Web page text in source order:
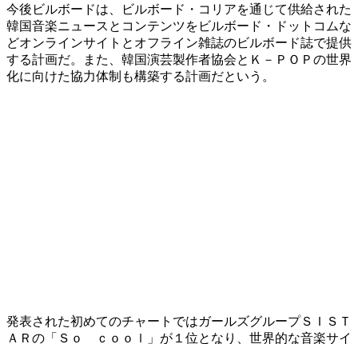
今後ビルボードは、ビルボード・コリアを通じて供給された
韓国音楽ニュースとコンテンツをビルボード・ドットコムな
どオンラインサイトとオフライン雑誌のビルボード誌で提供
する計画だ。また、韓国演芸製作者協会とＫ－ＰＯＰの世界
化に向けた協力体制も構築する計画だという。
発表された初めてのチャートではガールズグループＳＩＳＴ
ＡＲの「Ｓｏ ｃｏｏｌ」が１位となり、世界的な音楽サイ